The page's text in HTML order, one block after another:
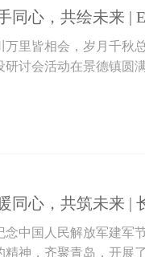
同心，共绘未来 |
万里皆相会，岁月千秋
研讨会活动在景德镇圆
同心，共筑未来 |
念中国人民解放军建军
精神，齐聚青岛，开展